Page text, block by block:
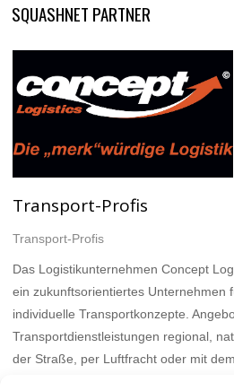
SQUASHNET PARTNER
Transport-Profis
Transport-Profis
Das Logistikunternehmen Concept
ein zukunftsorientiertes Unternehmen
individuelle Transportkonzepte.
Transportdienstleistungen regional,
der Straße, per Luftfracht oder mit